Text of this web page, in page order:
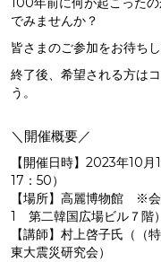
でみませんか？
皆さまのご参加をお待ちし
終了後、希望される方は
う。
＼開催概要／
【開催日時】2023年10
17：50）
【場所】高麗博物館 ※
1 第二韓国広場ビル７階）
【講師】村上啓子氏（
東大震災研究会）